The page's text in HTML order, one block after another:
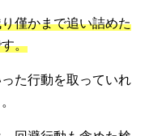
僅かまで追い詰めた
。
た行動を取っていれ